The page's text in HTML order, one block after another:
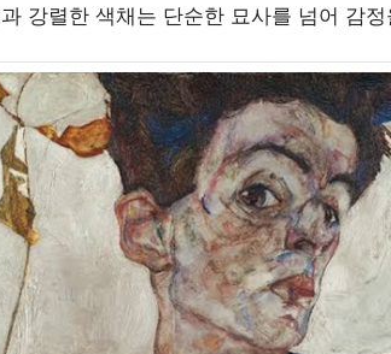
강렬한 색채는 단순한 묘사를 넘어 감